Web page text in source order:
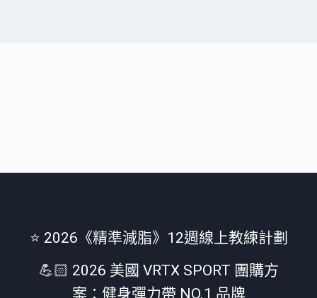
⭐️ 2026《精準減脂》12週線上教練計劃
💪🏻 2026 美國 VRTX SPORT 團購方
案：健身彈力帶 NO.1 品牌